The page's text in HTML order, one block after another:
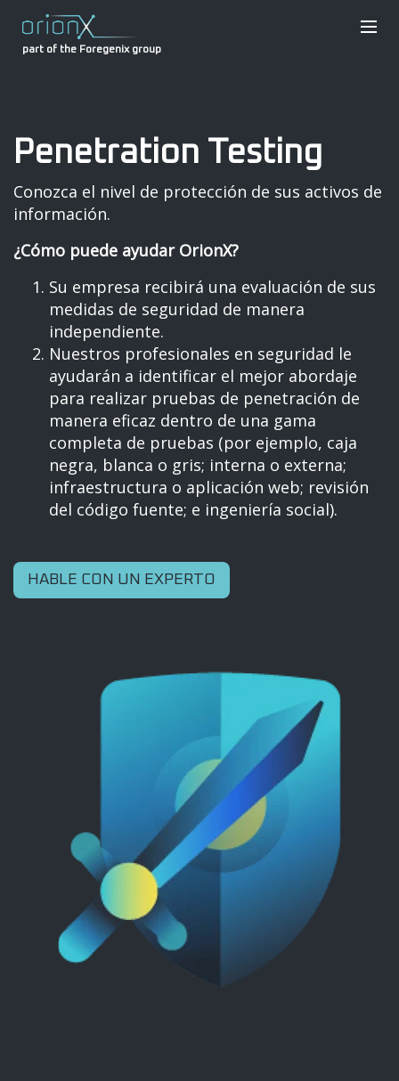
part of the Foregenix group
Penetration Testing
Conozca el nivel de protección de sus activos de
información.
¿Cómo puede ayudar OrionX?
Su empresa recibirá una evaluación de sus
medidas de seguridad de manera
independiente.
Nuestros profesionales en seguridad le
ayudarán a identificar el mejor abordaje
para realizar pruebas de penetración de
manera eficaz dentro de una gama
completa de pruebas (por ejemplo, caja
negra, blanca o gris; interna o externa;
infraestructura o aplicación web; revisión
del código fuente; e ingeniería social).
HABLE CON UN EXPERTO